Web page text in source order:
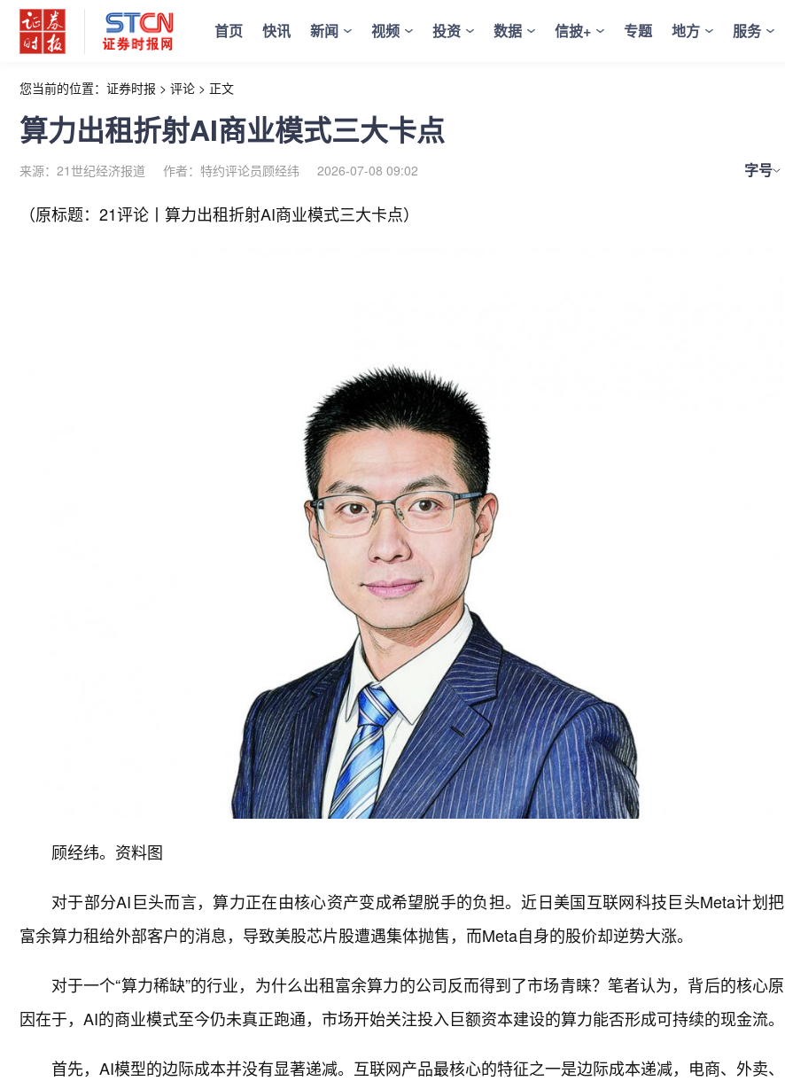
首页 快讯 新闻 视频 投资 数据 信披+ 专题 地方 服务
您当前的位置： 证券时报 > 评论 > 正文
算力出租折射AI商业模式三大卡点
来源：21世纪经济报道 作者：特约评论员顾经纬 2026-07-08 09:02 字号
（原标题：21评论丨算力出租折射AI商业模式三大卡点）
顾经纬。资料图
对于部分AI巨头而言，算力正在由核心资产变成希望脱手的负担。近日美国互联网科技巨头Meta计划把
富余算力租给外部客户的消息，导致美股芯片股遭遇集体抛售，而Meta自身的股价却逆势大涨。
对于一个“算力稀缺”的行业，为什么出租富余算力的公司反而得到了市场青睐？笔者认为，背后的核心原
因在于，AI的商业模式至今仍未真正跑通，市场开始关注投入巨额资本建设的算力能否形成可持续的现金流。
首先，AI模型的边际成本并没有显著递减。互联网产品最核心的特征之一是边际成本递减，电商、外卖、